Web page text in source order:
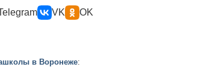
VK OK
в Воронеже: